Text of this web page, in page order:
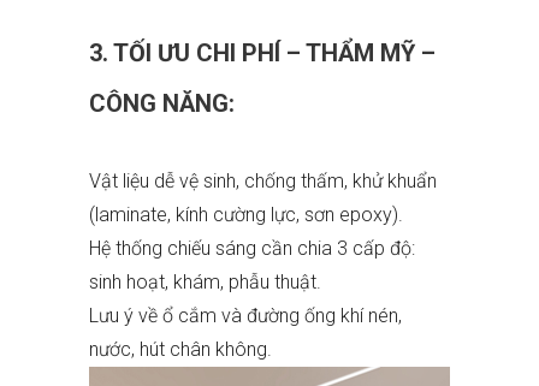
3. TỐI ƯU CHI PHÍ – THẨM MỸ –
CÔNG NĂNG:
Vật liệu dễ vệ sinh, chống thấm, khử khuẩn
(laminate, kính cường lực, sơn epoxy).
Hệ thống chiếu sáng cần chia 3 cấp độ:
sinh hoạt, khám, phẫu thuật.
Lưu ý về ổ cắm và đường ống khí nén,
nước, hút chân không.